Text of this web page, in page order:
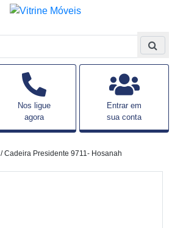
Nos ligue
agora
Entrar em
sua conta
/ Cadeira Presidente 9711- Hosanah